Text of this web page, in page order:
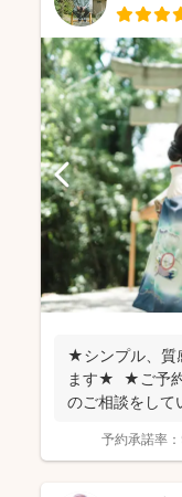
★シンプル、質
ます★ ★ご予約
のご相談をし
予約承諾率：